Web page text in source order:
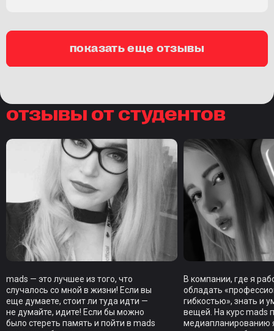
показать еще отзывы
отзывы от студентов
mads — это лучшее из того, что
случалось со мной в жизни! Если вы
еще думаете, стоит ли туда идти —
не думайте, идите! Если бы можно
было стереть память и пойти в mads
В компании, где я
обладать
гибкостью», знать и
вещей. На курс mads
медиапланированию